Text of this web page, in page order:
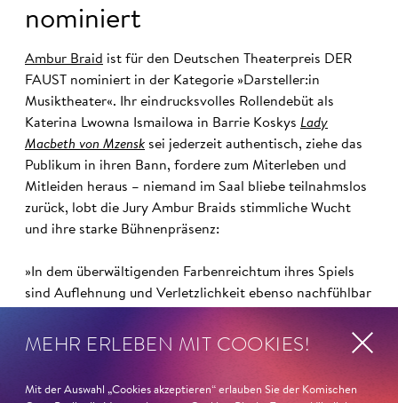
nominiert
Ambur Braid ist für den Deutschen Theaterpreis DER
FAUST nominiert in der Kategorie »Darsteller:in
Musiktheater«. Ihr eindrucksvolles Rollendebüt als
Katerina Lwowna Ismailowa in Barrie Koskys Lady
Macbeth von Mzensk sei jederzeit authentisch, ziehe das
Publikum in ihren Bann, fordere zum Miterleben und
Mitleiden heraus – niemand im Saal bliebe teilnahmslos
zurück, lobt die Jury Ambur Braids stimmliche Wucht
und ihre starke Bühnenpräsenz:
»In dem überwältigenden Farbenreichtum ihres Spiels
sind Auflehnung und Verletzlichkeit ebenso nachfühlbar
Begründung
MEHR ERLEBEN MIT COOKIES!
Mit der Auswahl „Cookies akzeptieren“ erlauben Sie der Komischen